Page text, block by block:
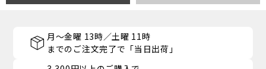
月～金曜 13時／土曜 11時
までのご注文完了で「当日出荷」